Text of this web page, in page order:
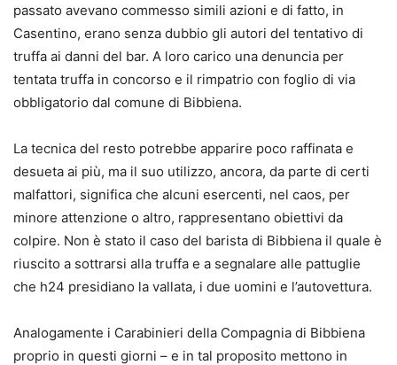
passato avevano commesso simili azioni e di fatto, in
Casentino, erano senza dubbio gli autori del tentativo di
truffa ai danni del bar. A loro carico una denuncia per
tentata truffa in concorso e il rimpatrio con foglio di via
obbligatorio dal comune di Bibbiena.
La tecnica del resto potrebbe apparire poco raffinata e
desueta ai più, ma il suo utilizzo, ancora, da parte di certi
malfattori, significa che alcuni esercenti, nel caos, per
minore attenzione o altro, rappresentano obiettivi da
colpire. Non è stato il caso del barista di Bibbiena il quale è
riuscito a sottrarsi alla truffa e a segnalare alle pattuglie
che h24 presidiano la vallata, i due uomini e l’autovettura.
Analogamente i Carabinieri della Compagnia di Bibbiena
proprio in questi giorni – e in tal proposito mettono in